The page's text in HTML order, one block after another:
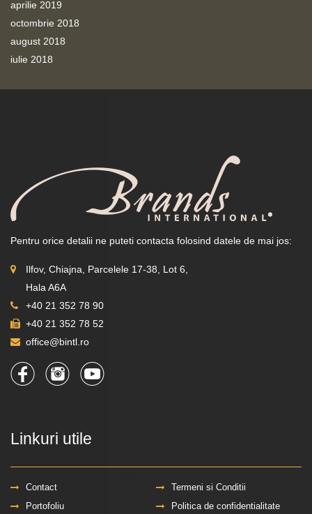
aprilie 2019
octombrie 2018
august 2018
iulie 2018
Pentru orice detalii ne puteti contacta folosind datele de mai jos:
Ilfov, Chiajna, Parcelele 17-38, Lot 6,
Hala A6A
+40 21 352 78 90
+40 21 352 78 52
office@bintl.ro
Linkuri utile
Contact
Termeni si Conditii
Portofoliu
Politica de confidentialitate